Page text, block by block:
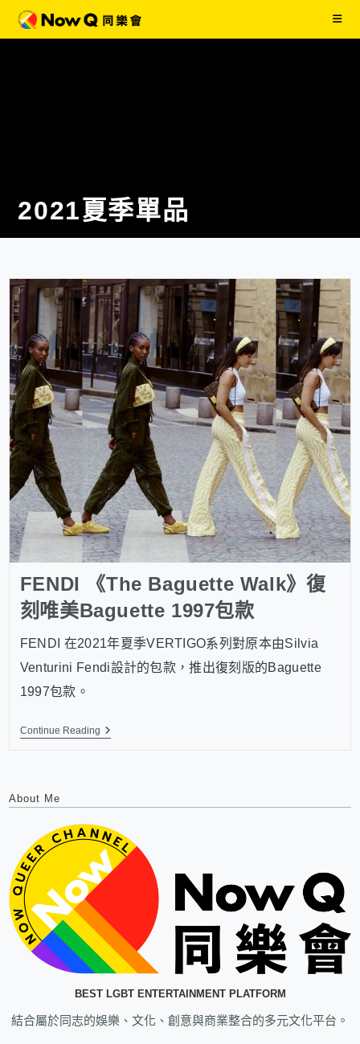
2021夏季單品
FENDI 《The Baguette Walk》復
刻唯美Baguette 1997包款
FENDI 在2021年夏季VERTIGO系列對原本由Silvia
Venturini Fendi設計的包款，推出復刻版的Baguette
1997包款。
Continue Reading
About Me
BEST LGBT ENTERTAINMENT PLATFORM
結合屬於同志的娛樂、文化、創意與商業整合的多元文化平台。